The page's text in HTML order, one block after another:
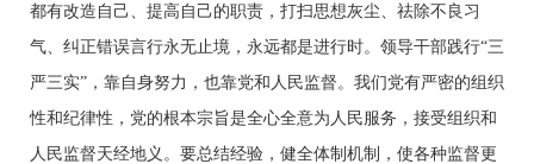
都有改造自己、提高自己的职责，打扫思想灰尘、祛除不良习
气、纠正错误言行永无止境，永远都是进行时。领导干部践行“三
严三实”，靠自身努力，也靠党和人民监督。我们党有严密的组织
性和纪律性，党的根本宗旨是全心全意为人民服务，接受组织和
人民监督天经地义。要总结经验，健全体制机制，使各种监督更